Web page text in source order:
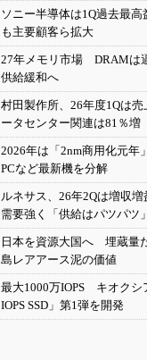
ソニー半導体は1Q過去最
も主要顧客ら拡大
27年メモリ市場 DRAMは
供給緩和へ
村田製作所、26年度1Qは
ータセンター関連は81％増
2026年は「2nm商用化元年
PCなど最新機を分解
ルネサス、26年2Qは増収
需要強く「供給はパツパツ」
日本を資源大国へ 埋蔵量
島レアアース泥の価値
最大1000万IOPS キオクシ
IOPS SSD」第1弾を開発